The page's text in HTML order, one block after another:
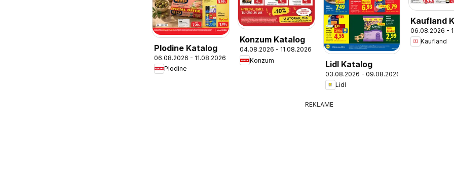
Plodine Katalog
06.08.2026 - 11.08.2026
Plodine
Konzum Katalog
04.08.2026 - 11.08.2026
Konzum
Lidl Katalog
03.08.2026 - 09.08.2026
Lidl
Kaufland
06.08.2026 -
Kaufland
REKLAME